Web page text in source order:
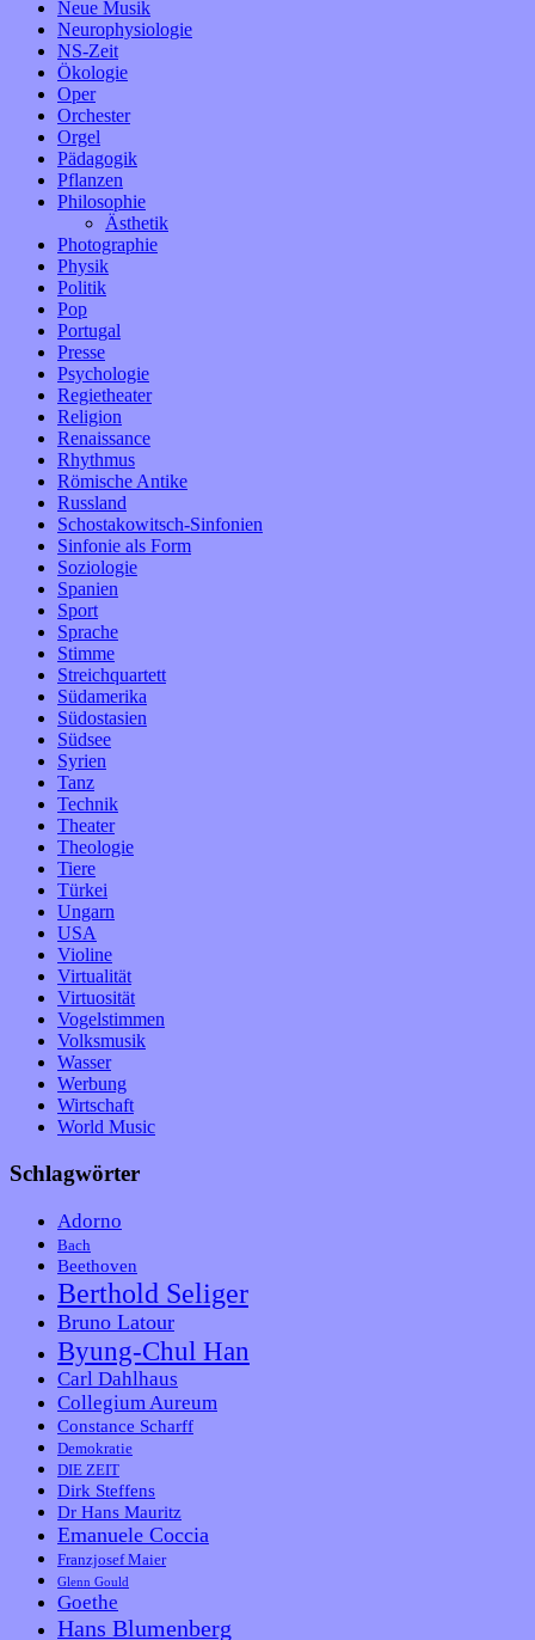
Neue Musik
Neurophysiologie
NS-Zeit
Ökologie
Oper
Orchester
Orgel
Pädagogik
Pflanzen
Philosophie
Ästhetik
Photographie
Physik
Politik
Pop
Portugal
Presse
Psychologie
Regietheater
Religion
Renaissance
Rhythmus
Römische Antike
Russland
Schostakowitsch-Sinfonien
Sinfonie als Form
Soziologie
Spanien
Sport
Sprache
Stimme
Streichquartett
Südamerika
Südostasien
Südsee
Syrien
Tanz
Technik
Theater
Theologie
Tiere
Türkei
Ungarn
USA
Violine
Virtualität
Virtuosität
Vogelstimmen
Volksmusik
Wasser
Werbung
Wirtschaft
World Music
Schlagwörter
Adorno
Bach
Beethoven
Berthold Seliger
Bruno Latour
Byung-Chul Han
Carl Dahlhaus
Collegium Aureum
Constance Scharff
Demokratie
DIE ZEIT
Dirk Steffens
Dr Hans Mauritz
Emanuele Coccia
Franzjosef Maier
Glenn Gould
Goethe
Hans Blumenberg